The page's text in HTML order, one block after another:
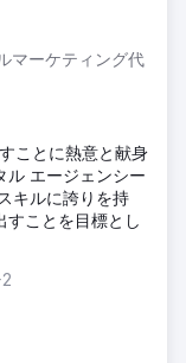
マーケティング代
ことに熱意と献身
ル エージェンシー
キルに誇りを持
すことを目標とし